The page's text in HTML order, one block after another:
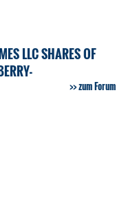
LLC SHARES OF
zum Forum